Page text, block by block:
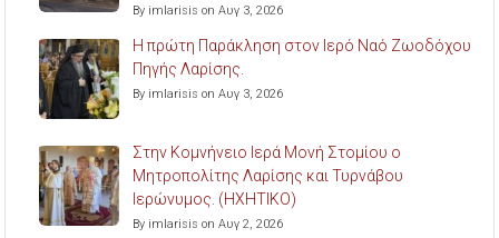
By imlarisis on Αυγ 3, 2026
Η πρώτη Παράκληση στον Ιερό Ναό Ζωοδόχου
Πηγής Λαρίσης.
By imlarisis on Αυγ 3, 2026
Στην Κομνήνειο Ιερά Μονή Στομίου ο
Μητροπολίτης Λαρίσης και Τυρνάβου
Ιερώνυμος. (ΗΧΗΤΙΚΟ)
By imlarisis on Αυγ 2, 2026